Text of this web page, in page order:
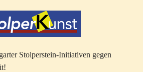
Stolperstein-Initiativen gegen